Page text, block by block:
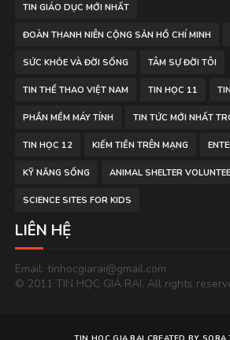
TIN GIÁO DỤC MỚI NHẤT
ĐOÀN THANH NIÊN CỘNG SẢN HỒ CHÍ MINH
SỨC KHỎE VÀ ĐỜI SỐNG TÂM SỰ ĐỜI TÔI
TIN THỂ THAO VIỆT NAM TIN HỌC 11
PHẦN MỀM MÁY TÍNH TIN TỨC MỚI NHẤT
TIN HỌC 12 KIẾM TIỀN TRÊN MẠNG
KỸ NĂNG SỐNG ANIMAL SHELTER
SCIENCE SITES FOR KIDS
LIÊN HỆ
Email: tinhocgiarai@gmail.com
© 2011 TIN HỌC GIÁ RAI. All rights